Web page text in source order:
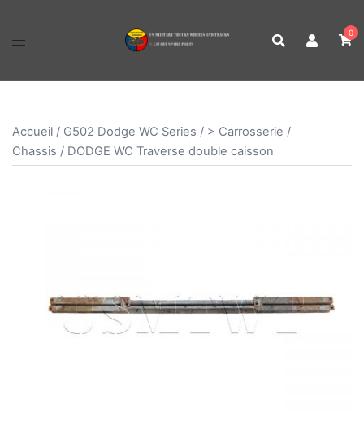
0
Accueil / G502 Dodge WC Series / > Carrosserie /
Chassis / DODGE WC Traverse double caisson